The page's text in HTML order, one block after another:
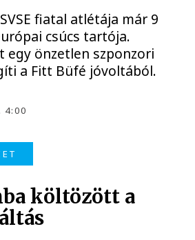
fiatal atlétája már 9
csúcs tartója.
egy önzetlen szponzori
a Fitt Büfé jóvoltából.
4:00
költözött a